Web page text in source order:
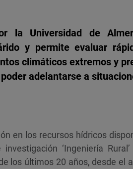
la Universidad de
y permite evaluar
climáticos extremos y
adelantarse a
en los recursos hídricos
‘Ingeniería
los últimos 20 años, desde el